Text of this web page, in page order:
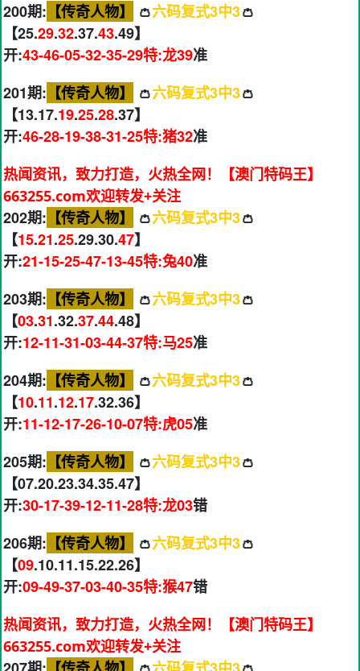
200期: 【传奇人物】 👛六码复式3中3👛
【25.29.32.37.43.49】
开:43-46-05-32-35-29特:龙39准
201期: 【传奇人物】 👛六码复式3中3👛
【13.17.19.25.28.37】
开:46-28-19-38-31-25特:猪32准
热闻资讯，致力打造，火热全网！【澳门特码王】
663255.com欢迎转发+关注
202期: 【传奇人物】 👛六码复式3中3👛
【15.21.25.29.30.47】
开:21-15-25-47-13-45特:兔40准
203期: 【传奇人物】 👛六码复式3中3👛
【03.31.32.37.44.48】
开:12-11-31-03-44-37特:马25准
204期: 【传奇人物】 👛六码复式3中3👛
【10.11.12.17.32.36】
开:11-12-17-26-10-07特:虎05准
205期: 【传奇人物】 👛六码复式3中3👛
【07.20.23.34.35.47】
开:30-17-39-12-11-28特:龙03错
206期: 【传奇人物】 👛六码复式3中3👛
【09.10.11.15.22.26】
开:09-49-37-03-40-35特:猴47错
热闻资讯，致力打造，火热全网！【澳门特码王】
663255.com欢迎转发+关注